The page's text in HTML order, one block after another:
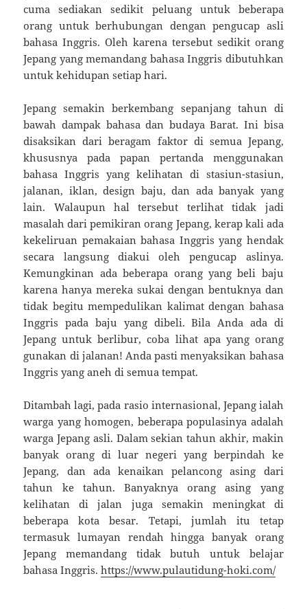
cuma sediakan sedikit peluang untuk beberapa
orang untuk berhubungan dengan pengucap asli
bahasa Inggris. Oleh karena tersebut sedikit orang
Jepang yang memandang bahasa Inggris dibutuhkan
untuk kehidupan setiap hari.
Jepang semakin berkembang sepanjang tahun di
bawah dampak bahasa dan budaya Barat. Ini bisa
disaksikan dari beragam faktor di semua Jepang,
khususnya pada papan pertanda menggunakan
bahasa Inggris yang kelihatan di stasiun-stasiun,
jalanan, iklan, design baju, dan ada banyak yang
lain. Walaupun hal tersebut terlihat tidak jadi
masalah dari pemikiran orang Jepang, kerap kali ada
kekeliruan pemakaian bahasa Inggris yang hendak
secara langsung diakui oleh pengucap aslinya.
Kemungkinan ada beberapa orang yang beli baju
karena hanya mereka sukai dengan bentuknya dan
tidak begitu mempedulikan kalimat dengan bahasa
Inggris pada baju yang dibeli. Bila Anda ada di
Jepang untuk berlibur, coba lihat apa yang orang
gunakan di jalanan! Anda pasti menyaksikan bahasa
Inggris yang aneh di semua tempat.
Ditambah lagi, pada rasio internasional, Jepang ialah
warga yang homogen, beberapa populasinya adalah
warga Jepang asli. Dalam sekian tahun akhir, makin
banyak orang di luar negeri yang berpindah ke
Jepang, dan ada kenaikan pelancong asing dari
tahun ke tahun. Banyaknya orang asing yang
kelihatan di jalan juga semakin meningkat di
beberapa kota besar. Tetapi, jumlah itu tetap
termasuk lumayan rendah hingga banyak orang
Jepang memandang tidak butuh untuk belajar
bahasa Inggris.https://www.pulautidung-hoki.com/